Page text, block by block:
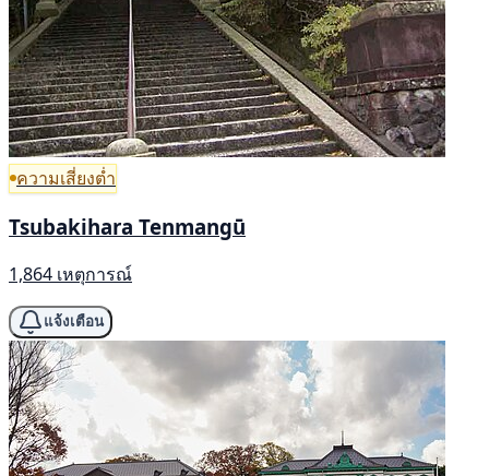
ความเสี่ยงต่ำ
Tsubakihara Tenmangū
1,864 เหตุการณ์
แจ้งเตือน